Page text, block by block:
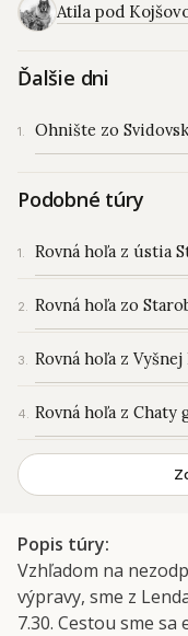
Popis túry
Vzhľadom na
výpravy, sme z
7.30. Cestou sme
Atila pod
Ďalšie dni
Ohnište zo
Podobné túry
Rovná hoľa z ústia
Rovná hoľa zo
Rovná hoľa z Vyšnej
Rovná hoľa z Chaty